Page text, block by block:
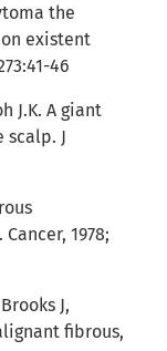
the
existent
46
J.K. A giant
J
1978;
J,
fibrous,